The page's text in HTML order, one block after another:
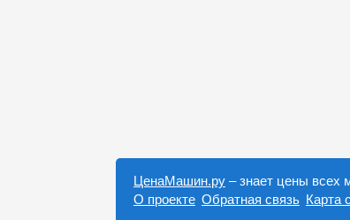
ЦенаМашин.ру – знает цены всех
О проекте Обратная связь Карта